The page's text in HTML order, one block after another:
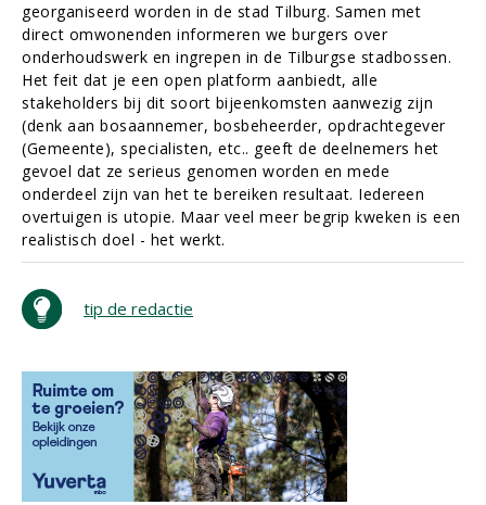
georganiseerd worden in de stad Tilburg. Samen met
direct omwonenden informeren we burgers over
onderhoudswerk en ingrepen in de Tilburgse stadbossen.
Het feit dat je een open platform aanbiedt, alle
stakeholders bij dit soort bijeenkomsten aanwezig zijn
(denk aan bosaannemer, bosbeheerder, opdrachtegever
(Gemeente), specialisten, etc.. geeft de deelnemers het
gevoel dat ze serieus genomen worden en mede
onderdeel zijn van het te bereiken resultaat. Iedereen
overtuigen is utopie. Maar veel meer begrip kweken is een
realistisch doel - het werkt.
tip de redactie